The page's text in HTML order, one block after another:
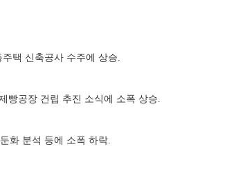
주택 신축공사 수주에 상승.
빵공장 건립 추진 소식에 소폭 상승.
화 분석 등에 소폭 하락.